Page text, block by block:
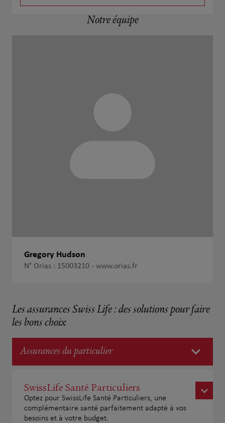
Notre équipe
Gregory Hudson
N° Orias : 15003210 - www.orias.fr
Les assurances Swiss Life : des solutions pour faire
les bons choix
Assurances du particulier
SwissLife Santé Particuliers
Optez pour SwissLife Santé Particuliers, une
complémentaire santé parfaitement adapté à vos
besoins et à votre budget.